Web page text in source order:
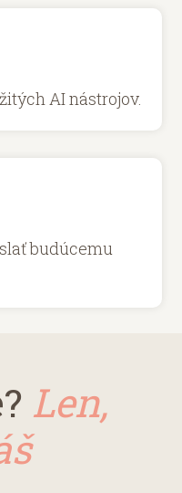
AI nástrojov.
budúcemu
Len,